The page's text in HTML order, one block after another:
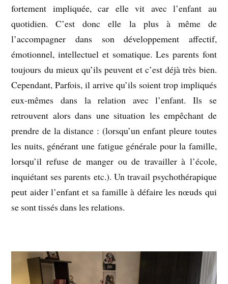
fortement impliquée, car elle vit avec l’enfant au
quotidien. C’est donc elle la plus à même de
l’accompagner dans son développement affectif,
émotionnel, intellectuel et somatique. Les parents font
toujours du mieux qu’ils peuvent et c’est déjà très bien.
Cependant, Parfois, il arrive qu’ils soient trop impliqués
eux-mêmes dans la relation avec l’enfant. Ils se
retrouvent alors dans une situation les empêchant de
prendre de la distance : (lorsqu’un enfant pleure toutes
les nuits, générant une fatigue générale pour la famille,
lorsqu’il refuse de manger ou de travailler à l’école,
inquiétant ses parents etc.). Un travail psychothérapique
peut aider l’enfant et sa famille à défaire les nœuds qui
se sont tissés dans les relations.